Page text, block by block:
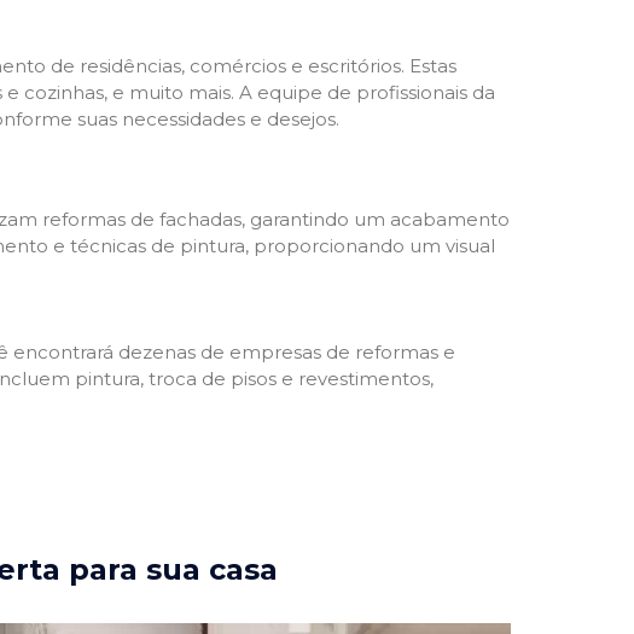
de residências, comércios e escritórios. Estas
cozinhas, e muito mais. A equipe de profissionais da
suas necessidades e desejos.
reformas de fachadas, garantindo um acabamento
e técnicas de pintura, proporcionando um visual
encontrará dezenas de empresas de reformas e
pintura, troca de pisos e revestimentos,
para sua casa